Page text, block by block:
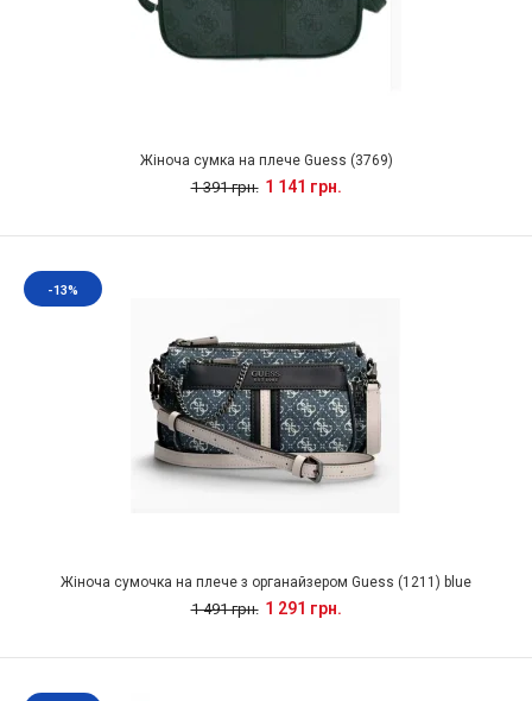
Жіноча сумка на плече Guess (3769)
1 391 грн. 1 141 грн.
-13%
Жіноча сумочка на плече з органайзером Guess (1211) blue
1 491 грн. 1 291 грн.